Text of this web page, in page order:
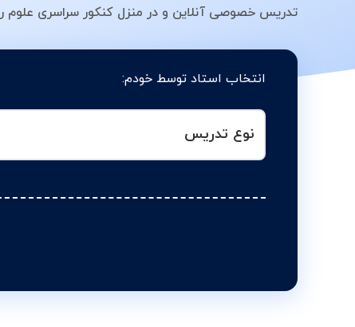
تدریس خصوصی آنلاین و در منزل کنکور سراسری علوم
انتخاب استاد توسط خودم:
نوع تدریس